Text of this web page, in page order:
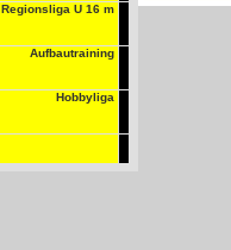
Regionsliga U 16 m
Aufbautraining
Hobbyliga